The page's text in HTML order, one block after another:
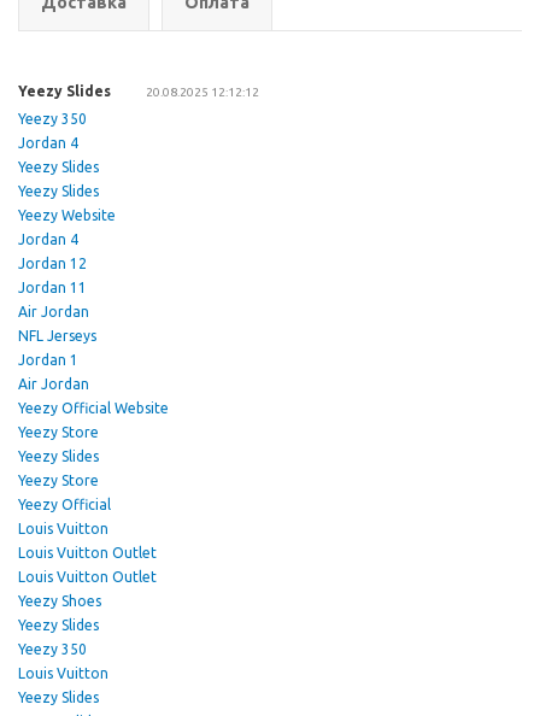
Yeezy Slides 20.08.2025 12:12:12
Yeezy 350
Jordan 4
Yeezy Slides
Yeezy Slides
Yeezy Website
Jordan 4
Jordan 12
Jordan 11
Air Jordan
NFL Jerseys
Jordan 1
Air Jordan
Yeezy Official Website
Yeezy Store
Yeezy Slides
Yeezy Store
Yeezy Official
Louis Vuitton
Louis Vuitton Outlet
Louis Vuitton Outlet
Yeezy Shoes
Yeezy Slides
Yeezy 350
Louis Vuitton
Yeezy Slides